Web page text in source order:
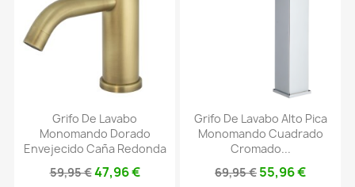
Grifo De Lavabo
Monomando Dorado
Envejecido Caña Redonda
59,95 €47,96 €
Grifo De Lavabo Alto Pica
Monomando Cuadrado
Cromado...
69,95 € 55,96 €